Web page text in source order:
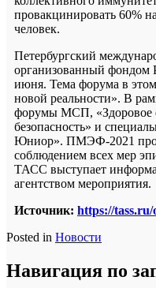
провакцинировать 60%
человек.
Петербургский
организованный фондом
июня. Тема форума в
новой реальности». В
форумы МСП, «Здоровое
безопасность» и
Юниор». ПМЭФ-2021
соблюдением всех мер
ТАСС выступает
агентством мероприятия.
Источник: https://tass.ru/
Posted in Новости
Навигация по